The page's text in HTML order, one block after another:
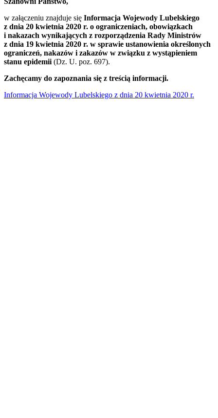
w załączeniu znajduje się Informacja Wojewody Lubelskiego
z dnia 20 kwietnia 2020 r. o ograniczeniach, obowiązkach
i nakazach wynikających z rozporządzenia Rady Ministrów
z dnia 19 kwietnia 2020 r. w sprawie ustanowienia określonych
ograniczeń, nakazów i zakazów w związku z wystąpieniem
stanu epidemii (Dz. U. poz. 697).
Zachęcamy do zapoznania się z treścią informacji.
Informacja Wojewody Lubelskiego z dnia 20 kwietnia 2020 r.